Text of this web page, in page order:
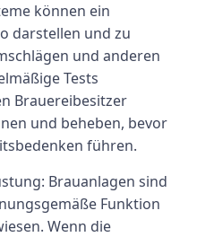
können ein
darstellen und zu
und anderen
Tests
Brauereibesitzer
und beheben, bevor
führen.
Brauanlagen sind
Funktion
Wenn die